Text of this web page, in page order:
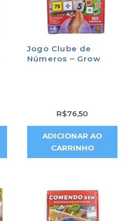
Jogo Clube de
Números – Grow
R$76,50
ADICIONAR AO
CARRINHO